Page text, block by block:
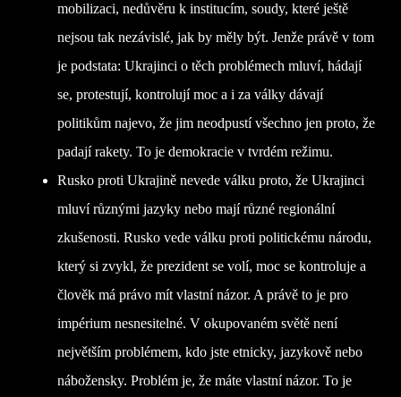
mobilizaci, nedůvěru k institucím, soudy, které ještě
nejsou tak nezávislé, jak by měly být. Jenže právě v tom
je podstata: Ukrajinci o těch problémech mluví, hádají
se, protestují, kontrolují moc a i za války dávají
politikům najevo, že jim neodpustí všechno jen proto, že
padají rakety. To je demokracie v tvrdém režimu.
Rusko proti Ukrajině nevede válku proto, že Ukrajinci
mluví různými jazyky nebo mají různé regionální
zkušenosti. Rusko vede válku proti politickému národu,
který si zvykl, že prezident se volí, moc se kontroluje a
člověk má právo mít vlastní názor. A právě to je pro
impérium nesnesitelné. V okupovaném světě není
největším problémem, kdo jste etnicky, jazykově nebo
nábožensky. Problém je, že máte vlastní názor. To je